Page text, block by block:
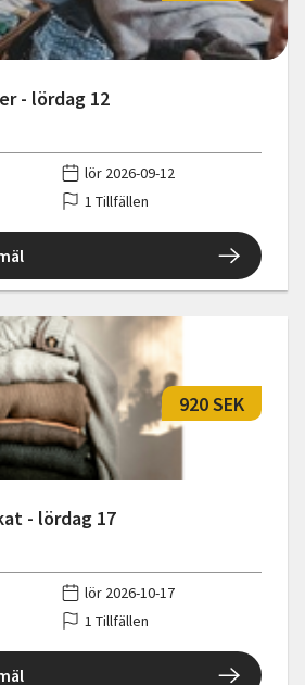
- lördag 12
lör 2026-09-12
1 Tillfällen
- lördag 17
920 SEK
lör 2026-10-17
1 Tillfällen